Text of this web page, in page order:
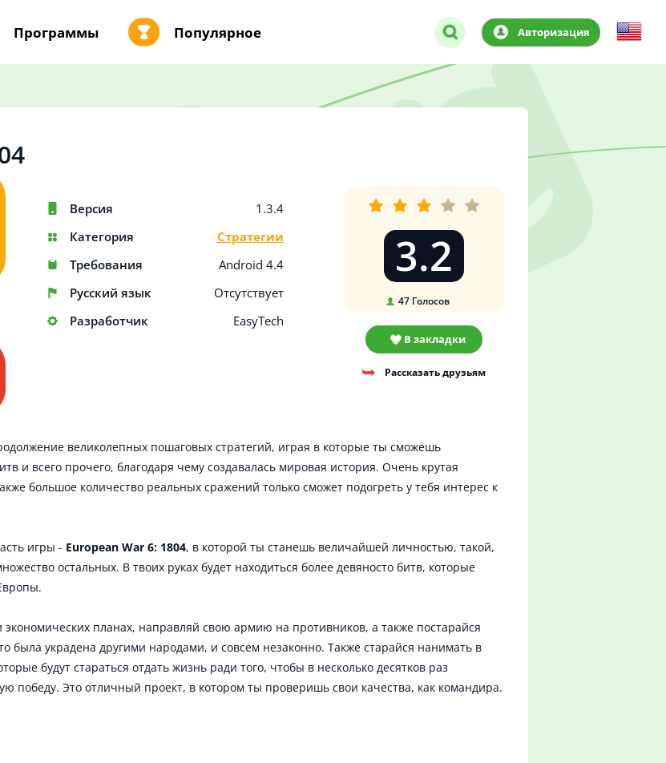
Программы Популярное Авторизация
Версия
1.3.4
Категория
Стратегии
Требования
Android 4.4
Русский язык
Отсутствует
Разработчик
EasyTech
3.2
47 Голосов
В закладки
Рассказать друзьям
великолепных пошаговых стратегий, играя в которые ты сможешь
и всего прочего, благодаря чему создавалась мировая история. Очень крутая
большое количество реальных сражений только сможет подогреть у тебя интерес к
игры - European War 6: 1804, в которой ты станешь величайшей личностью, такой,
остальных. В твоих руках будет находиться более девяносто битв, которые
экономических планах, направляй свою армию на противников, а также постарайся
была украдена другими народами, и совсем незаконно. Также старайся нанимать в
будут стараться отдать жизнь ради того, чтобы в несколько десятков раз
победу. Это отличный проект, в котором ты проверишь свои качества, как командира.